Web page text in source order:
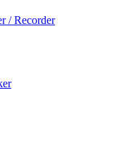
/ Recorder